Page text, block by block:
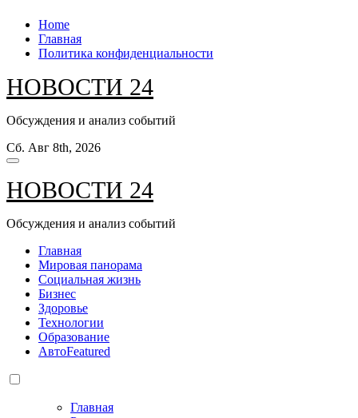
Перейти
содержанию
Home
Главная
Политика конфиденциальности
НОВОСТИ 24
Обсуждения и анализ событий
Сб. Авг 8th, 2026
НОВОСТИ 24
Обсуждения и анализ событий
Главная
Мировая панорама
Социальная жизнь
Бизнес
Здоровье
Технологии
Образование
АвтоFeatured
Главная